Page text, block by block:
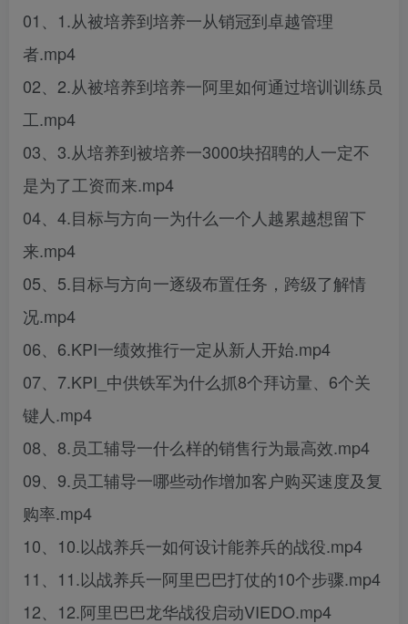
01、1.从被培养到培养一从销冠到卓越管理
者.mp4
02、2.从被培养到培养一阿里如何通过培训训练员
工.mp4
03、3.从培养到被培养一3000块招聘的人一定不
是为了工资而来.mp4
04、4.目标与方向一为什么一个人越累越想留下
来.mp4
05、5.目标与方向一逐级布置任务，跨级了解情
况.mp4
06、6.KPI一绩效推行一定从新人开始.mp4
07、7.KPI_中供铁军为什么抓8个拜访量、6个关
键人.mp4
08、8.员工辅导一什么样的销售行为最高效.mp4
09、9.员工辅导一哪些动作增加客户购买速度及复
购率.mp4
10、10.以战养兵一如何设计能养兵的战役.mp4
11、11.以战养兵一阿里巴巴打仗的10个步骤.mp4
12、12.阿里巴巴龙华战役启动VIEDO.mp4